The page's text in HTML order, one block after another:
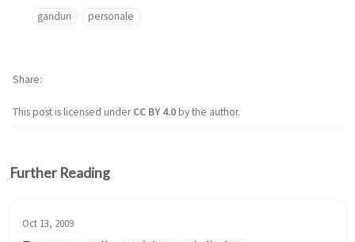
ganduri personale
This post is licensed underCC BY 4.0by the author.
Share
Further Reading
Oct 13, 2009